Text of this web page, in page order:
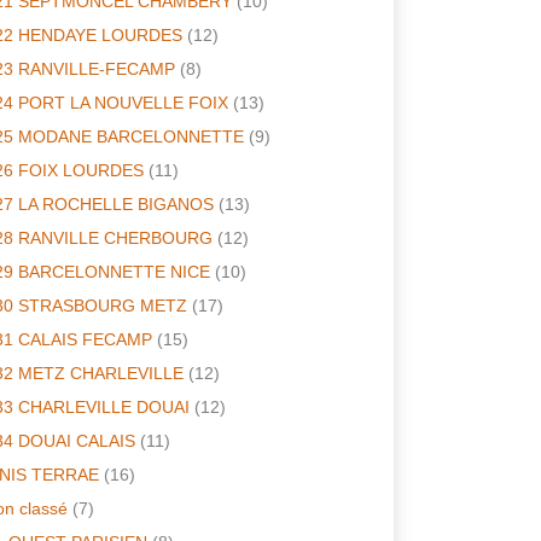
HENDAYE LOURDES (12)
RANVILLE-FECAMP (8)
PORT LA NOUVELLE FOIX (13)
MODANE BARCELONNETTE (9)
FOIX LOURDES (11)
LA ROCHELLE BIGANOS (13)
RANVILLE CHERBOURG (12)
BARCELONNETTE NICE (10)
STRASBOURG METZ (17)
CALAIS FECAMP (15)
METZ CHARLEVILLE (12)
CHARLEVILLE DOUAI (12)
DOUAI CALAIS (11)
TERRAE (16)
classé (7)